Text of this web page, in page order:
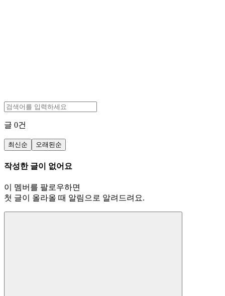
글 0건
최신순 오래된순
작성한 글이 없어요
이 멤버를 팔로우하면
첫 글이 올라올 때 알림으로 알려드려요.